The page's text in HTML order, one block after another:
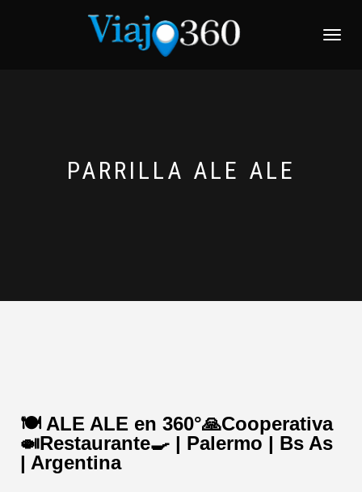
PARRILLA ALE ALE
🍽️ ALE ALE en 360°🙏Cooperativa
🍛Restaurante🍳 | Palermo | Bs As
| Argentina